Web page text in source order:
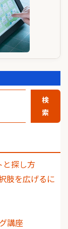
検
索
と探し方
肢を広げるに
講座